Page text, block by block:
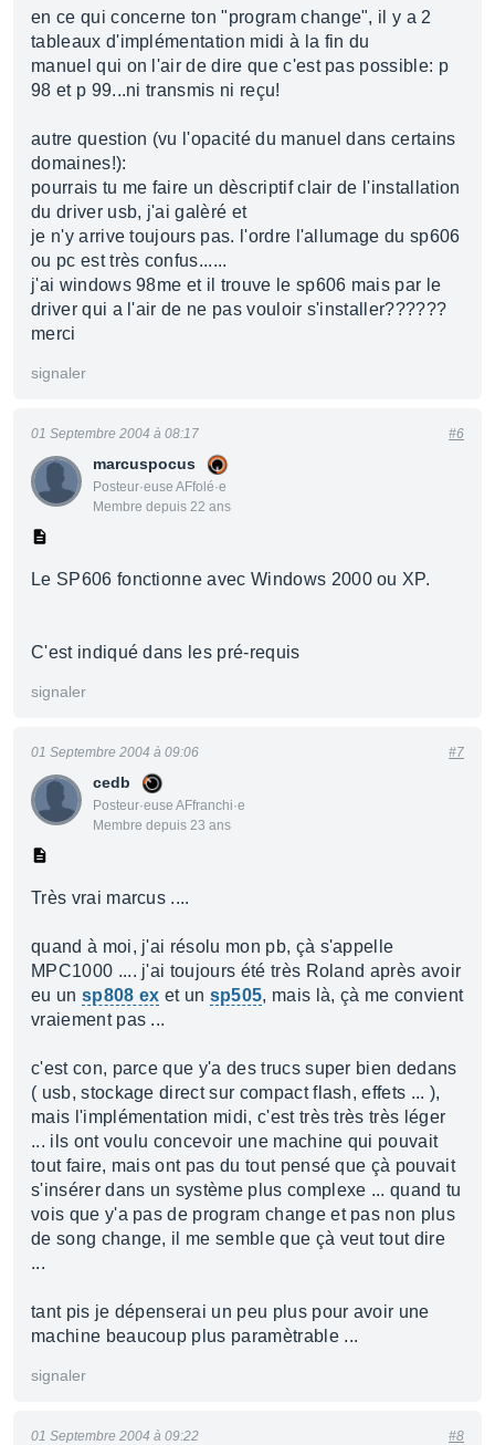
en ce qui concerne ton "program change", il y a 2
tableaux d'implémentation midi à la fin du
manuel qui on l'air de dire que c'est pas possible: p
98 et p 99...ni transmis ni reçu!
autre question (vu l'opacité du manuel dans certains
domaines!):
pourrais tu me faire un dèscriptif clair de l'installation
du driver usb, j'ai galèré et
je n'y arrive toujours pas. l'ordre l'allumage du sp606
ou pc est très confus......
j'ai windows 98me et il trouve le sp606 mais par le
driver qui a l'air de ne pas vouloir s'installer??????
merci
signaler
marcuspocus
Posteur·euse AFfolé·e
Membre depuis 22 ans
01 Septembre 2004 à 08:17 #6
Le SP606 fonctionne avec Windows 2000 ou XP.
C'est indiqué dans les pré-requis
signaler
cedb
Posteur·euse AFfranchi·e
Membre depuis 23 ans
01 Septembre 2004 à 09:06 #7
Très vrai marcus ....
quand à moi, j'ai résolu mon pb, çà s'appelle
MPC1000 .... j'ai toujours été très Roland après avoir
eu un sp808 ex et un sp505, mais là, çà me convient
vraiement pas ...
c'est con, parce que y'a des trucs super bien dedans
( usb, stockage direct sur compact flash, effets ... ),
mais l'implémentation midi, c'est très très très léger
... ils ont voulu concevoir une machine qui pouvait
tout faire, mais ont pas du tout pensé que çà pouvait
s'insérer dans un système plus complexe ... quand tu
vois que y'a pas de program change et pas non plus
de song change, il me semble que çà veut tout dire
...
tant pis je dépenserai un peu plus pour avoir une
machine beaucoup plus paramètrable ...
signaler
01 Septembre 2004 à 09:22 #8